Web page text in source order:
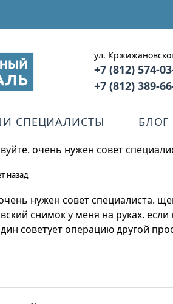
ул.
+7 (812) 574-
+7 (812) 389-
СПЕЦИАЛИСТЫ БЛОГ
очень нужен совет
назад
нужен совет специалиста.
снимок у меня на руках.
советует операцию другой